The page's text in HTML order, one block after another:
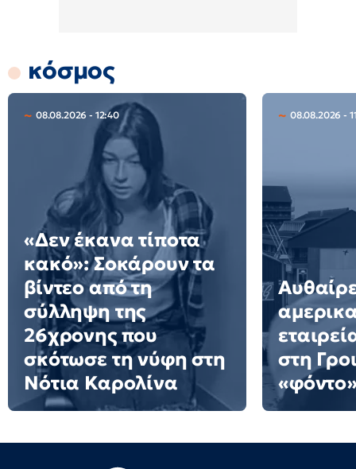
κόσμος
08.08.2026 - 12:40
«Δεν έκανα τίποτα
κακό»: Σοκάρουν τα
βίντεο από τη
σύλληψη της
26χρονης που
σκότωσε τη νύφη στη
Νότια Καρολίνα
08.08.2026 -
στη